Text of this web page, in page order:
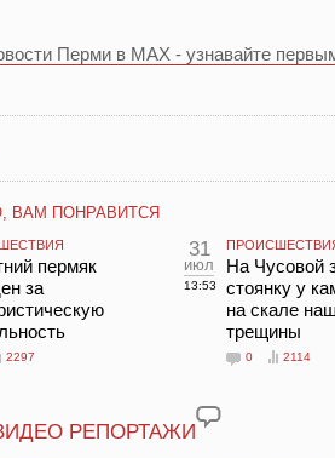
Перми в MAX - узнавайте
ВАМ ПОНРАВИТСЯ
пермяк
за
2297
31
июл
13:53
На Чусовой
стоянку у
на скале
трещины
0 2114
РЕПОРТАЖИ